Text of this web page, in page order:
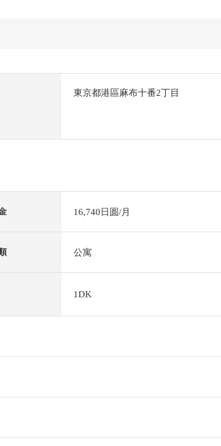
東京都港區麻布十番2丁目
16,740日圆/月
公寓
1DK